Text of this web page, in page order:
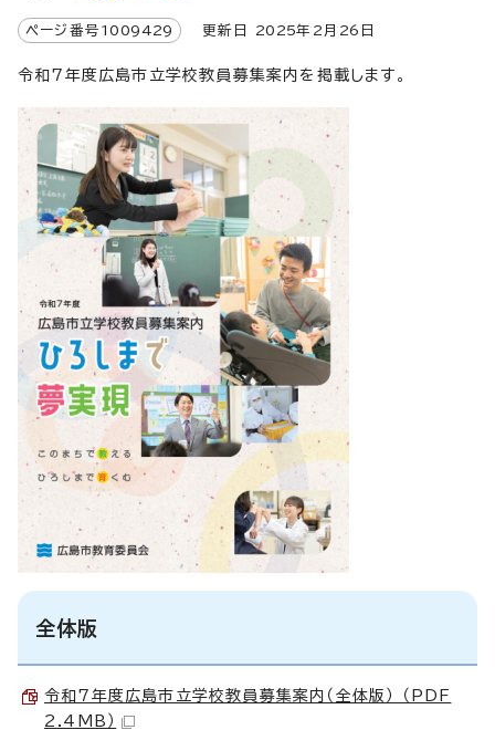
ページ番号 1009429 更新日 2025年2月 26 日
令和7年度広島市立学校教員募集案内を掲載します。
全体版
令和7年度広島市立学校教員募集案内（全体版） （PDF
2.4MB）